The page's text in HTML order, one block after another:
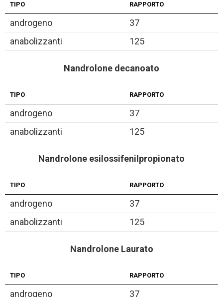
TIPO RAPPORTO
androgeno
37
anabolizzanti
125
Nandrolone decanoato
TIPO RAPPORTO
androgeno
37
anabolizzanti
125
Nandrolone esilossifenilpropionato
TIPO RAPPORTO
androgeno
37
anabolizzanti
125
Nandrolone Laurato
TIPO RAPPORTO
androgeno 37